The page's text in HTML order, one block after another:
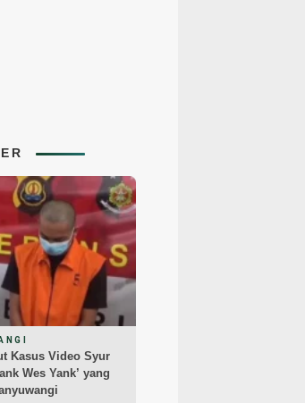
Kasus Video Syur
Wes Yank’ yang